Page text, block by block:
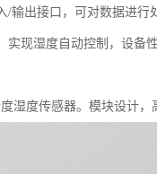
/输出接口，可对数据进
现湿度自动控制，设备
湿度传感器。模块设计，